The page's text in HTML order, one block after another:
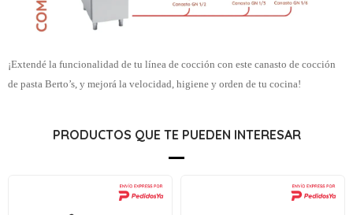
¡Extendé la funcionalidad de tu línea de cocción con este canasto de cocción
de pasta Berto’s, y mejorá la velocidad, higiene y orden de tu cocina!
PRODUCTOS QUE TE PUEDEN INTERESAR